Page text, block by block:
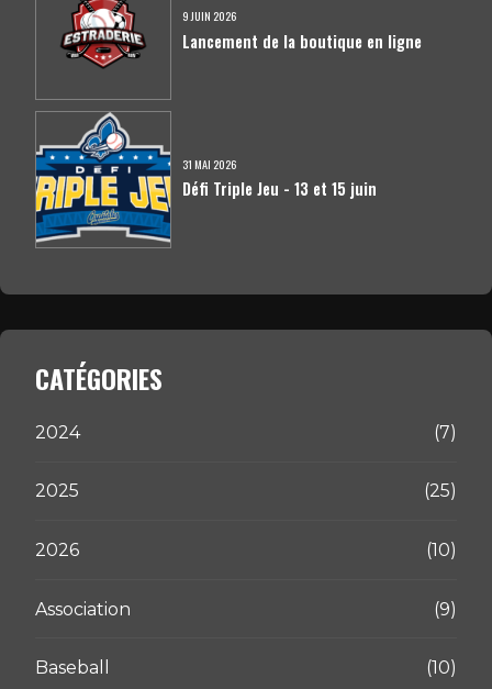
9 JUIN 2026
Lancement de la boutique en ligne
31 MAI 2026
Défi Triple Jeu - 13 et 15 juin
CATÉGORIES
2024 (7)
2025 (25)
2026 (10)
Association (9)
Baseball (10)